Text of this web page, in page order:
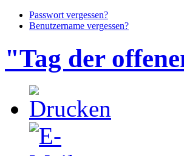
Passwort vergessen?
Benutzername vergessen?
"Tag der